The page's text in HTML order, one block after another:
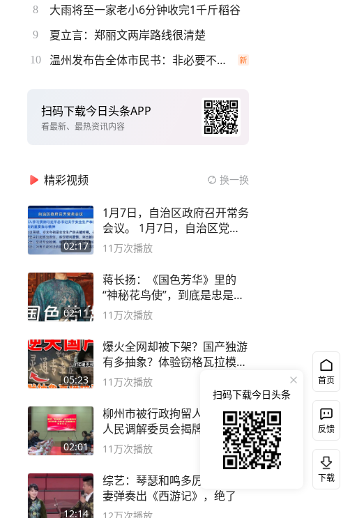
8 大雨将至一家老小6分钟收完1千斤稻谷
9 夏立言：郑丽文两岸路线很清楚
10 温州发布告全体市民书：非必要不外出
扫码下载今日头条APP
看最新、最热资讯内容
精彩视频 换一换
02:17
1月7日，自治区政府召开常务
会议。 1月7日，自治区党委
副书记
11万次播放
02:11
蒋长扬：《国色芳华》里的
“神秘花鸟使”，到底是忠是
奸？
11万次播放
05:23
爆火全网却被下架？国产独游
有多抽象？体验窃格瓦拉模拟
器！
11万次播放
02:01
柳州市被行政拘留人矛盾纠纷
人民调解委员会揭牌成立
11万次播放
12:14
综艺：琴瑟和鸣多厉害？小夫
妻弹奏出《西游记》，绝了
首页
反馈
下载
扫码下载今日头条